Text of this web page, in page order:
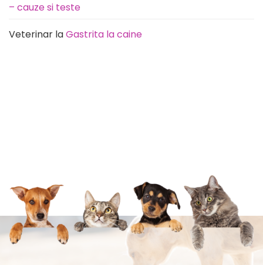
– cauze si teste
Veterinar laGastrita la caine